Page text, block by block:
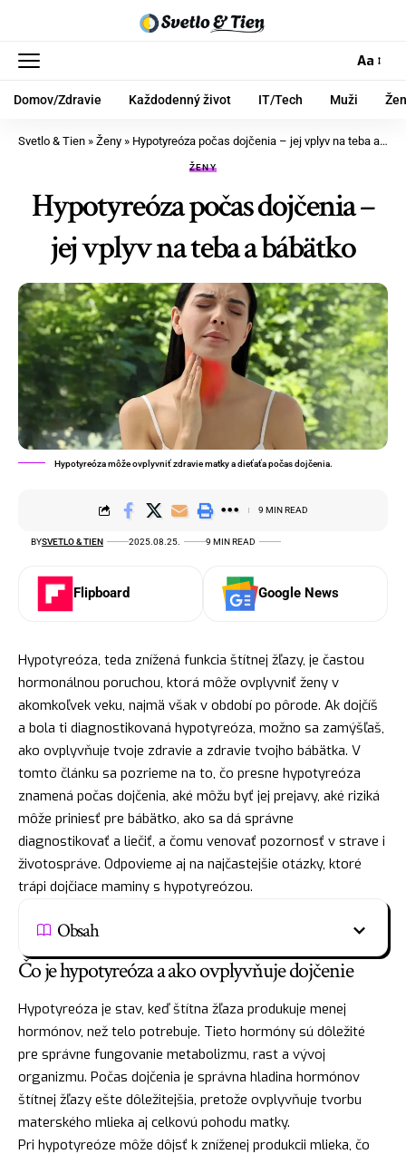
Aa
Domov/Zdravie Každodenný život IT/Tech Muži
Svetlo & Tien » Ženy » Hypotyreóza počas dojčenia – jej vplyv na teba a bábätko
ŽENY
Hypotyreóza počas dojčenia –
jej vplyv na teba a bábätko
Hypotyreóza môže ovplyvniť zdravie matky a dieťaťa počas dojčenia.
BYSVETLO & TIEN 2025.08.25. 9 MIN READ
9 MIN READ
Flipboard Google News
Hypotyreóza, teda znížená funkcia štítnej žľazy, je častou
hormonálnou poruchou, ktorá môže ovplyvniť ženy v
akomkoľvek veku, najmä však v období po pôrode. Ak dojčíš
a bola ti diagnostikovaná hypotyreóza, možno sa zamýšľaš,
ako ovplyvňuje tvoje zdravie a zdravie tvojho bábätka. V
tomto článku sa pozrieme na to, čo presne hypotyreóza
znamená počas dojčenia, aké môžu byť jej prejavy, aké riziká
môže priniesť pre bábätko, ako sa dá správne
diagnostikovať a liečiť, a čomu venovať pozornosť v strave i
životospráve. Odpovieme aj na najčastejšie otázky, ktoré
trápi dojčiace maminy s hypotyreózou.
Obsah
Čo je hypotyreóza a ako ovplyvňuje dojčenie
Hypotyreóza je stav, keď štítna žľaza produkuje menej
hormónov, než telo potrebuje. Tieto hormóny sú dôležité
pre správne fungovanie metabolizmu, rast a vývoj
organizmu. Počas dojčenia je správna hladina hormónov
štítnej žľazy ešte dôležitejšia, pretože ovplyvňuje tvorbu
materského mlieka aj celkovú pohodu matky.
Pri hypotyreóze môže dôjsť k zníženej produkcii mlieka, čo